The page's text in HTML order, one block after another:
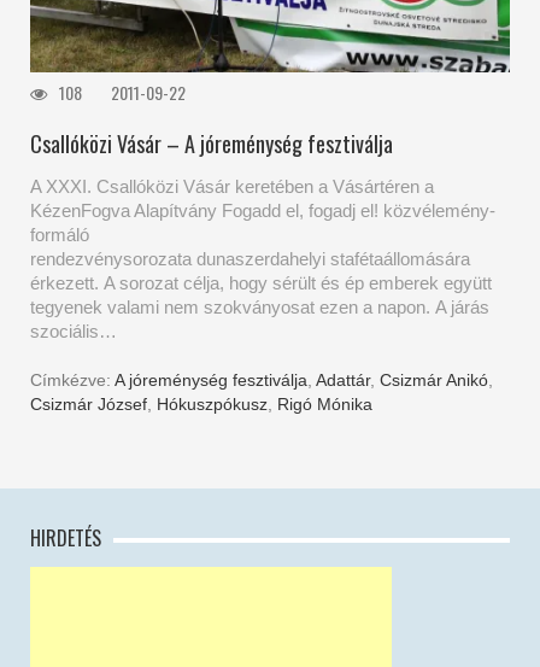
108 2011-09-22
Csallóközi Vásár – A jóreménység fesztiválja
A XXXI. Csallóközi Vásár keretében a Vásártéren a
KézenFogva Alapítvány Fogadd el, fogadj el! közvélemény-
formáló
rendezvénysorozata dunaszerdahelyi stafétaállomására
érkezett. A sorozat célja, hogy sérült és ép emberek együtt
tegyenek valami nem szokványosat ezen a napon. A járás
szociális…
Címkézve: A jóreménység fesztiválja, Adattár, Csizmár Anikó,
Csizmár József, Hókuszpókusz, Rigó Mónika
HIRDETÉS